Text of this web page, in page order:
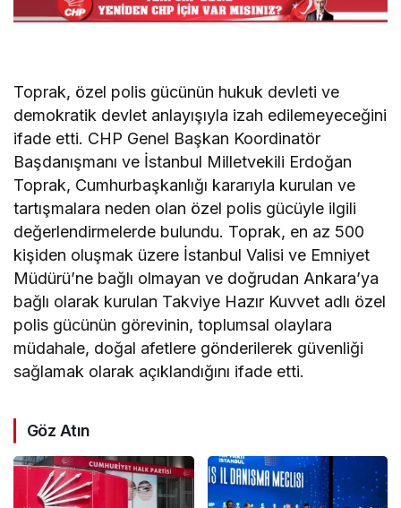
Toprak, özel polis gücünün hukuk devleti ve
demokratik devlet anlayışıyla izah edilemeyeceğini
ifade etti. CHP Genel Başkan Koordinatör
Başdanışmanı ve İstanbul Milletvekili Erdoğan
Toprak, Cumhurbaşkanlığı kararıyla kurulan ve
tartışmalara neden olan özel polis gücüyle ilgili
değerlendirmelerde bulundu. Toprak, en az 500
kişiden oluşmak üzere İstanbul Valisi ve Emniyet
Müdürü’ne bağlı olmayan ve doğrudan Ankara’ya
bağlı olarak kurulan Takviye Hazır Kuvvet adlı özel
polis gücünün görevinin, toplumsal olaylara
müdahale, doğal afetlere gönderilerek güvenliği
sağlamak olarak açıklandığını ifade etti.
Göz Atın